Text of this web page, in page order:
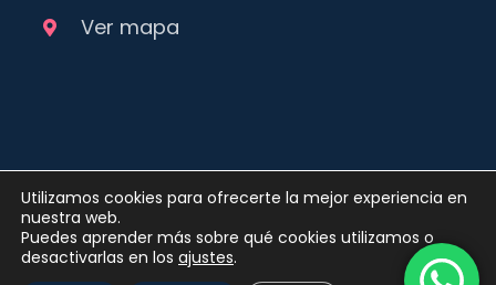
Ver mapa
Copyright 2012 - 2025 |Política de privacidad
Política de
Utilizamos cookies para ofrecerte la mejor experiencia en
nuestra web.
Puedes aprender más sobre qué cookies utilizamos o
desactivarlas en los ajustes.